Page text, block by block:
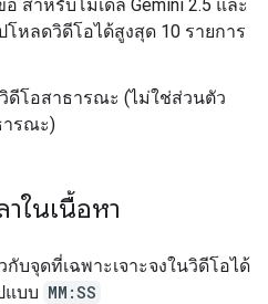
สำหรับโมเดล Gemini 2.5 และ
หลดวิดีโอได้สูงสุด 10 รายการ
ดีโอสาธารณะ (ไม่ใช่ส่วนตัว
ารณะ)
าในเนื้อหา
บจุดที่เฉพาะเจาะจงในวิดีโอได้
แบบ MM:SS